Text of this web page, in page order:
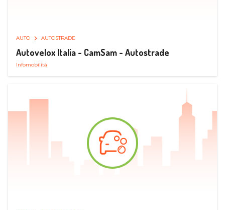
AUTO AUTOSTRADE
Autovelox Italia - CamSam - Autostrade
Infomobilità